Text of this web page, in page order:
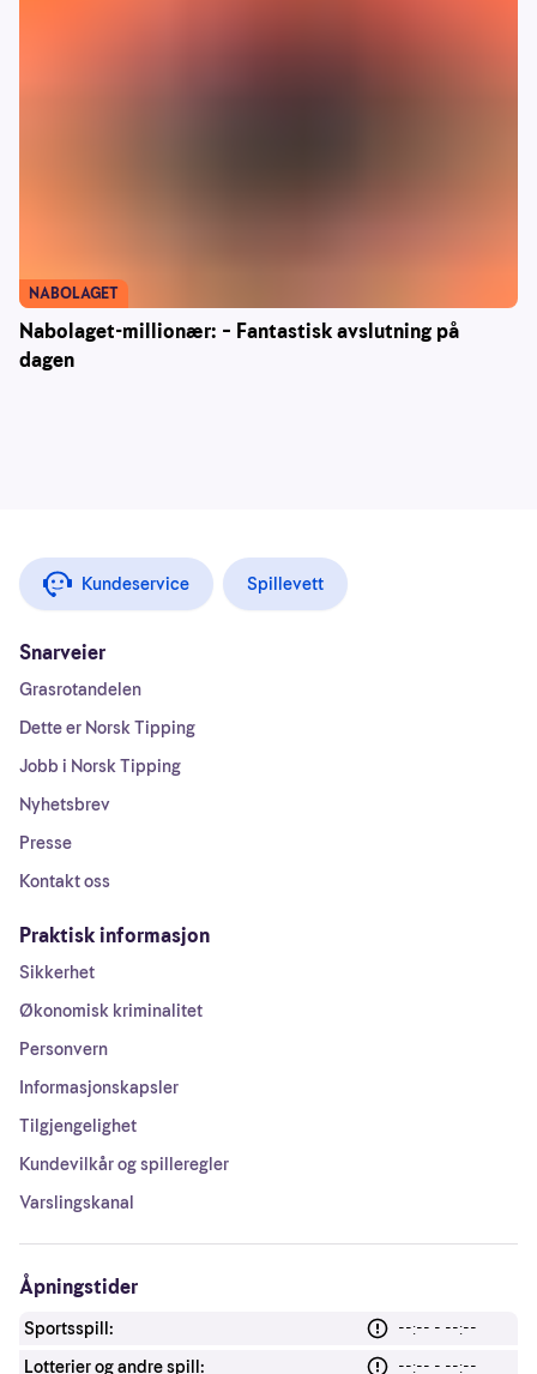
Nabolaget-millionær: – Fantastisk avslutning på
dagen
NABOLAGET
Kundeservice Spillevett
Snarveier
Grasrotandelen
Dette er Norsk Tipping
Jobb i Norsk Tipping
Nyhetsbrev
Presse
Kontakt oss
Praktisk informasjon
Sikkerhet
Økonomisk kriminalitet
Personvern
Informasjonskapsler
Tilgjengelighet
Kundevilkår og spilleregler
Varslingskanal
Åpningstider
Sportsspill:
--:-- - --:--
Lotterier og andre spill:
--:-- - --:--